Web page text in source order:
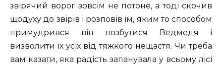
звірячий ворог зовсім не потоне, а тоді скочив
щодуху до звірів і розповів їм, яким то способом
примудрився він позбутися Ведмедя і
визволити їх усіх від тяжкого нещастя. Чи треба
вам казати, яка радість запанувала у всьому лісі